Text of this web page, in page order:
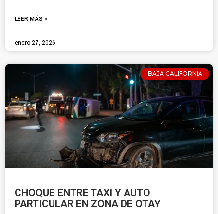
LEER MÁS »
enero 27, 2026
BAJA CALIFORNIA
CHOQUE ENTRE TAXI Y AUTO
PARTICULAR EN ZONA DE OTAY